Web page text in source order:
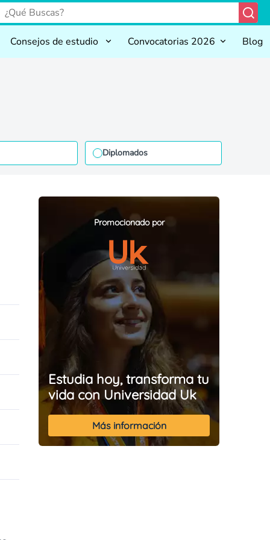
Consejos de estudio Convocatorias 2026 Blog
Diplomados
Promocionado por
Estudia hoy, transforma tu
vida con Universidad Uk
Más información